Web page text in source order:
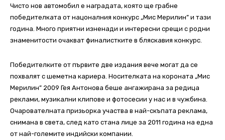
Чисто нов автомобил е наградата, която ще грабне
победителката от нацоналния конкурс „Мис Мерилин” и тази
година. Много приятни изненади и интересни срещи с родни
знаменитости очакват финалистките в бляскавия конкурс.
Победителките от първите две издания вече могат да се
похвалят с шеметна кариера. Носителката на короната „Мис
Мерилин” 2009 Гея Антонова беше ангажирана за редица
реклами, музикални клипове и фотосесии у нас и в чужбина.
Очарователната призьорка участва в най-скъпата реклама,
снимана в света, след като стана лице за 2011 година на една
от най-големите индийски компании.